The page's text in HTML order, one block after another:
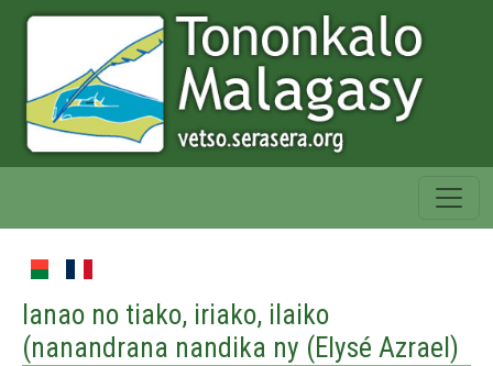
Ianao no tiako, iriako, ilaiko
(nanandrana nandika ny (Elysé Azrael )